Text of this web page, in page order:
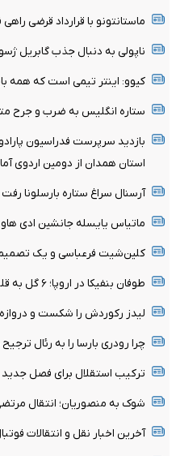
ماستانتونو با قرارداد قرضی راهی
ناپولی به دنبال جذب گابریل
کیوو: اینتر تیمی است که
ستاره انگلیس به ضرب و جرح
بازدید سرپرست فدراسیون
استان همدان از دومین اردوی
آرسنال سراغ ستاره بارسلونا رفت
ماتیاس یایسله جانشین ادی
کلین‌شیت فرعباسی و یک تصمیم
طوفان بنفیکا در اروپا؛ ۶ گل به قلب‌های بی‌دفاع هارتس
لیدز رکوردش را شکست و
چرا رودری بارسا را به رئال ترجیح
ترکیب استقلال برای فصل
شوک به منصوریان؛ انتقال
آخرین اخبار نقل و انتقالات